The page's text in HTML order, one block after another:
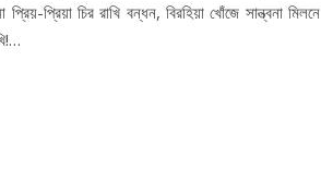
প্রিয়া চির রাখি বন্ধন, বিরহিয়া খোঁজে সান্ত্বনা মিলনে